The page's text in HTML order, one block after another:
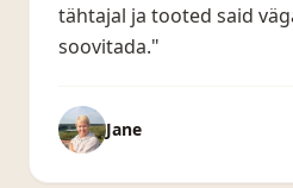
tähtajal ja tooted said
soovitada."
Jane